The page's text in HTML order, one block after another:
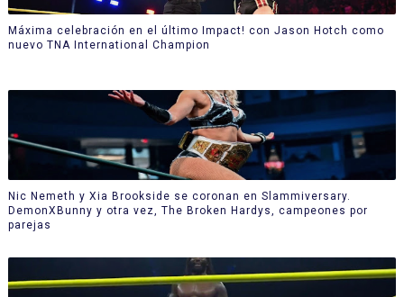
Máxima celebración en el último Impact! con Jason Hotch como
nuevo TNA International Champion
Nic Nemeth y Xia Brookside se coronan en Slammiversary.
DemonXBunny y otra vez, The Broken Hardys, campeones por
parejas